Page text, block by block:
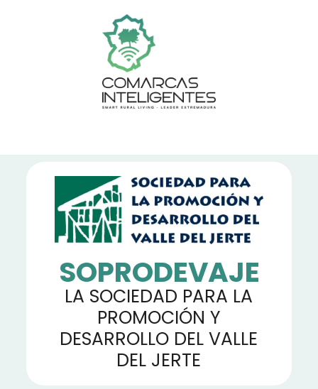
SOPRODEVAJE
LA SOCIEDAD PARA LA
PROMOCIÓN Y
DESARROLLO DEL VALLE
DEL JERTE